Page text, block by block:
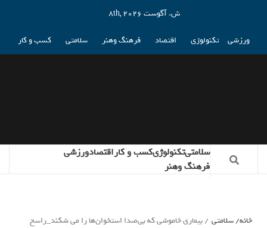
ش. آگوست 8th, 2026
ورزشی تکنولوژی اقتصاد فرهنگ وهنر سلامتی کسب و کار
سلامتیتکنولوژیکسب و کاراقتصادورزشی
فرهنگ وهنر
خانه سلامتی بیماری خاموشی که بی‌صدا استخوان‌ها را می شکند_راسخ